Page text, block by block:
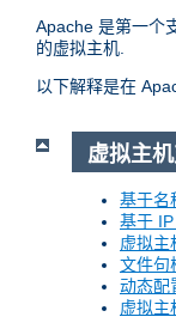
Apache 是第一个
的虚拟主机.
以下解释是在
虚拟主
基于名
基于
虚拟主
文件句
动态配
虚拟主